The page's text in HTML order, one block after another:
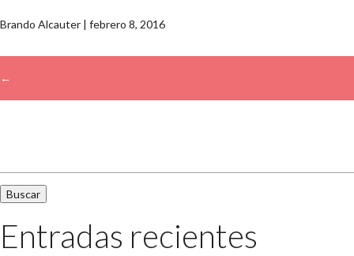
Brando Alcauter | febrero 8, 2016
←
Entradas recientes